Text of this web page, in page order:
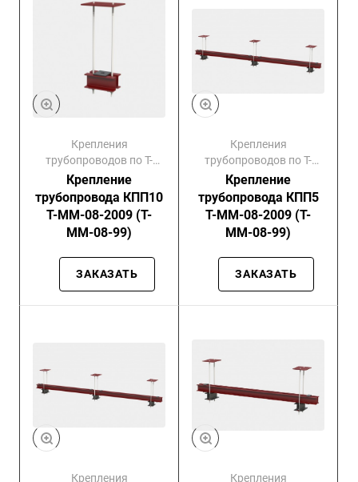
Крепления
трубопроводов по Т-
ММ-08-99
Крепление
трубопровода КПП10
Т-ММ-08-2009 (Т-
ММ-08-99)
ЗАКАЗАТЬ
Крепления
трубопроводов по Т-
ММ-08-99
Крепление
трубопровода КПП5
Т-ММ-08-2009 (Т-
ММ-08-99)
ЗАКАЗАТЬ
Крепления
Крепления